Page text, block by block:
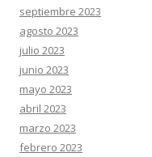
septiembre 2023
agosto 2023
julio 2023
junio 2023
mayo 2023
abril 2023
marzo 2023
febrero 2023